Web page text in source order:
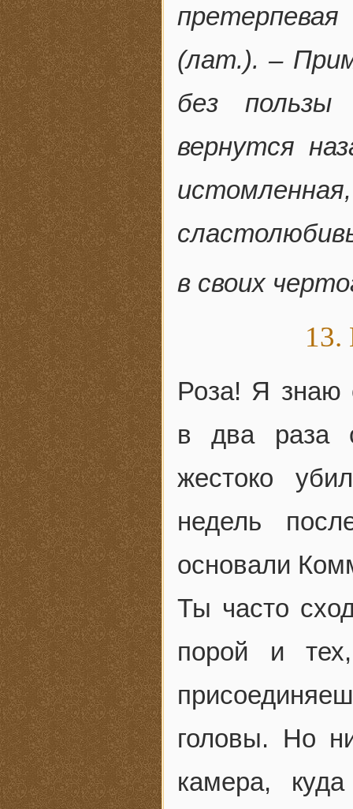
(лат.). –
без
вернутся
в своих
13.
Роза! Я знаю
в два раза
жестоко
недель
основали
Ты часто
порой и
головы. Но
камера,